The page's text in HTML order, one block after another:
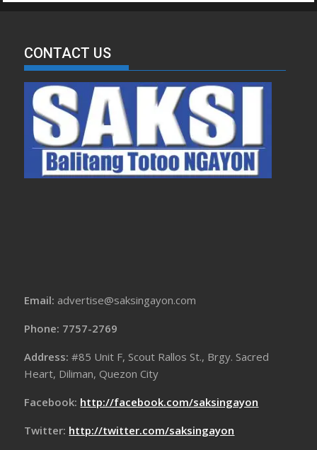
CONTACT US
Email: advertise@saksingayon.com
Phone: 7757-2769
Address:#85 Unit F, Scout Rallos St., Brgy. Sacred
Heart, Diliman, Quezon City
Facebook: http://facebook.com/saksingayon
Twitter: http://twitter.com/saksingayon